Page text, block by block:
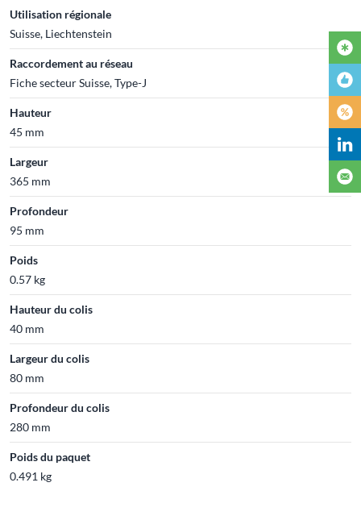
Utilisation régionale
Suisse, Liechtenstein
Raccordement au réseau
Fiche secteur Suisse, Type-J
Hauteur
45 mm
Largeur
365 mm
Profondeur
95 mm
Poids
0.57 kg
Hauteur du colis
40 mm
Largeur du colis
80 mm
Profondeur du colis
280 mm
Poids du paquet
0.491 kg